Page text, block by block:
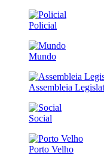
Policial
Mundo
Assembleia
Social
Porto Velho